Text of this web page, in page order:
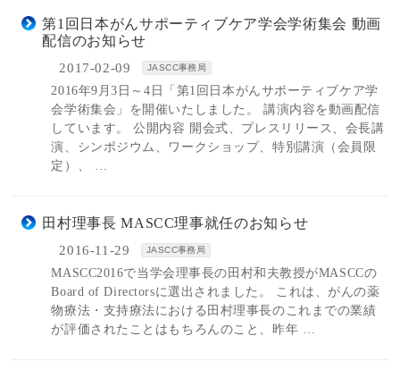
第1回日本がんサポーティブケア学会学術集会 動画
配信のお知らせ
2017-02-09 JASCC事務局
2016年9月3日～4日「第1回日本がんサポーティブケア学
会学術集会」を開催いたしました。 講演内容を動画配信
しています。 公開内容 開会式、プレスリリース、会長講
演、シンポジウム、ワークショップ、特別講演（会員限
定）、 …
田村理事長 MASCC理事就任のお知らせ
2016-11-29 JASCC事務局
MASCC2016で当学会理事長の田村和夫教授がMASCCの
Board of Directorsに選出されました。 これは、がんの薬
物療法・支持療法における田村理事長のこれまでの業績
が評価されたことはもちろんのこと、昨年 …